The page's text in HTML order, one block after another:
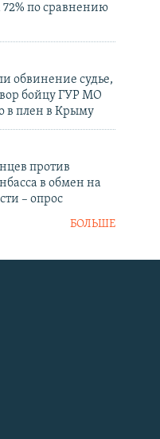
по сравнению
обвинение судье,
бойцу ГУР МО
в плен в Крыму
против
в обмен на
– опрос
БОЛЬШЕ